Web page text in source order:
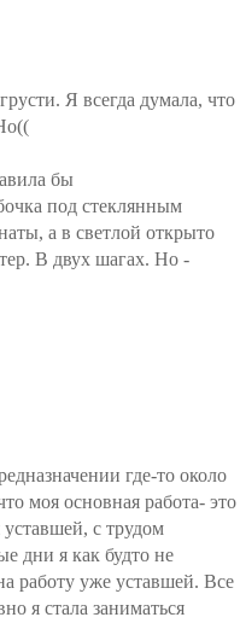
Я всегда думала, что
бы
под стеклянным
а в светлой открыто
В двух шагах. Но -
где-то около
моя основная работа- это
с трудом
дни я как будто не
работу уже уставшей. Все
я стала заниматься